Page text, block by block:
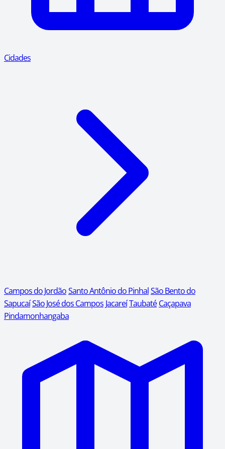
Cidades
Campos do JordãoSanto Antônio do PinhalSão Bento do
SapucaíSão José dos Campos JacareíTaubaté Caçapava
Pindamonhangaba